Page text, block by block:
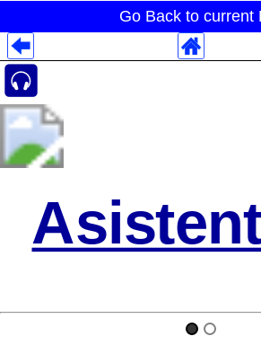
Go Back to current
Despliegues Analytics
Despliegues Totales
Despliegues por Rubros